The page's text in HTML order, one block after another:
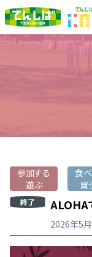
参加する
遊ぶ
食
買
終了 ALOHA
2026年5月